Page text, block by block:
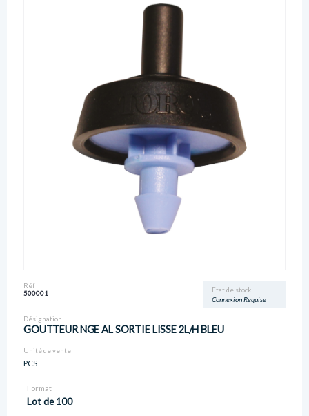
Etat de stock
Connexion Requise
Réf
500001
Désignation
GOUTTEUR NGE AL SORTIE LISSE 2L/H BLEU
Unité de vente
PCS
Format
Lot de 100